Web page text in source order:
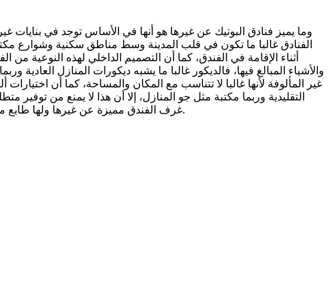
وما يميز فنادق البوتيك عن غيرها هو أنها في الأساس توجد في
الفنادق غالبا ما تكون في قلب المدينة وسط مناطق سكنية وشوارع
أثناء الإقامة في الفندق، كما أن التصميم الداخلي لهذه النوعية من
والأشياء المبالغ فيها، فالديكور غالبا ما يشبه ديكورات المنازل العادية
غير المألوفة لأنها غالبا لا تتناسب مع المكان والمساحة، كما أن
التقليدية وربما مكتبة مثل جو المنازل، إلا أن هذا لا يمنع من
غرف الفندق مميزة عن غيرها ولها طابع معين في الأثاث والستائر والديكور ولكن ما يجمعها هو الاعتماد على الديكورات ذات الطابع التقليدي التي تميز المكان أو المدينة عن غيرها.